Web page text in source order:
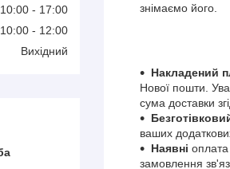
знімаємо його.
Накладений
Нової пошти.
сума доставки
ваших
Наявні
замовлення
10:00 17:00
10:00 12:00
Вихідний